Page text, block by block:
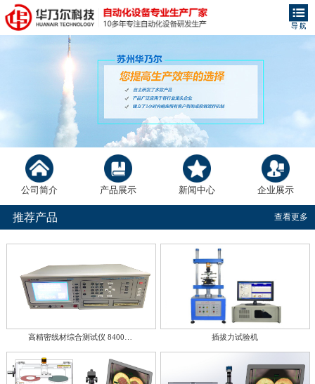
公司简介 产品展示 新闻中心 企业展示
推荐产品 查看更多
高精密线材综合测试仪 8400… 插拔力试验机